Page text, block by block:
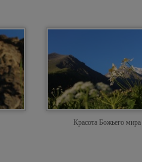
Красота Божьего мира